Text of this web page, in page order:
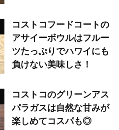
コストコフードコートの
アサイーボウルはフルー
ツたっぷりでハワイにも
負けない美味しさ！
コストコのグリーンアス
パラガスは自然な甘みが
楽しめてコスパも◎